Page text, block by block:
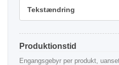
Tekstændring
Produktionstid
Engangsgebyr per produkt,